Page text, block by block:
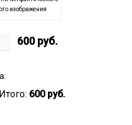
изображения
600 руб.
Итого: 600 руб.